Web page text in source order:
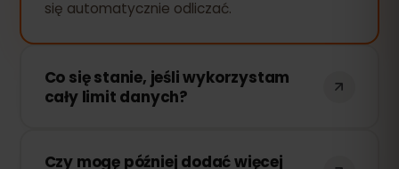
się automatycznie odliczać.
Co się stanie, jeśli wykorzystam
cały limit danych?
połączenie zostanie przerwane. Możesz
Czy mogę później dodać więcej